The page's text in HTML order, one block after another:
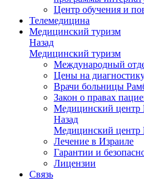
Центр обучения и
Телемедицина
Медицинский туризм
Назад
Медицинский туризм
Международный
Цены на
Врачи больницы
Закон о правах
Медицинский центр
Назад
Медицинский центр
Лечение в Израиле
Гарантии и
Лицензии
Связь